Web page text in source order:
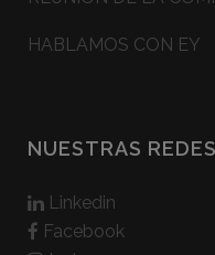
HABLAMOS CON EY
NUESTRAS REDES
Linkedin
Facebook